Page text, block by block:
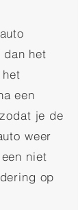
het
een
je de
weer
niet
op